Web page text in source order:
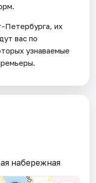
Петербурга, их
вас по
узнаваемые
набережная